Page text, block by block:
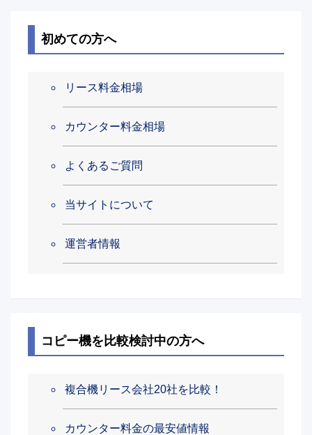
初めての方へ
リース料金相場
カウンター料金相場
よくあるご質問
当サイトについて
運営者情報
コピー機を比較検討中の方へ
複合機リース会社20社を比較！
カウンター料金の最安値情報